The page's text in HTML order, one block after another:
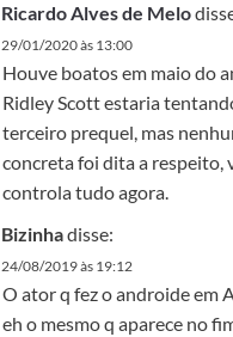
Ricardo Alves de Melo
29/01/2020 às 13:00
Houve boatos em maio do
Ridley Scott estaria
terceiro prequel, mas
concreta foi dita a respeito,
controla tudo agora.
Bizinhadisse:
24/08/2019 às 19:12
O ator q fez o androide em
eh o mesmo q aparece no